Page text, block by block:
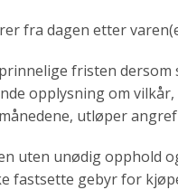
fra dagen etter
fristen
opplysning om
utløper
uten unødig opphold
fastsette gebyr for